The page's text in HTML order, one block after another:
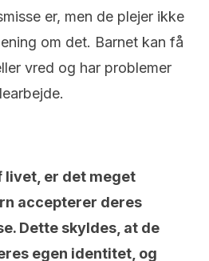
er, men de plejer ikke
om det. Barnet kan få
vred og har problemer
livet, er det meget
accepterer deres
Dette skyldes, at de
egen identitet, og